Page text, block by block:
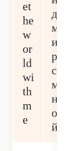
et
he
w
or
ld
wi
th
m
e
дь
м
и
р
со
м
н
о
й